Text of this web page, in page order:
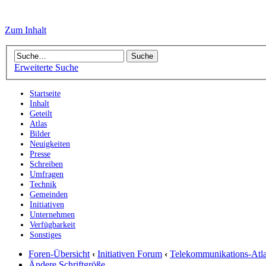
Zum Inhalt
Erweiterte Suche
Startseite
Inhalt
Geteilt
Atlas
Bilder
Neuigkeiten
Presse
Schreiben
Umfragen
Technik
Gemeinden
Initiativen
Unternehmen
Verfügbarkeit
Sonstiges
Foren-Übersicht ‹ Initiativen Forum ‹ Telekommunikations-